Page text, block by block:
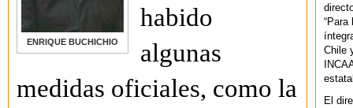
ENRIQUE BUCHICHIO
habido
algunas
medidas oficiales, como la
“Para
Chile
El